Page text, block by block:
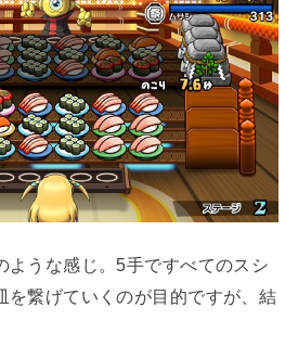
ような感じ。5手ですべてのスシ
を繋げていくのが目的ですが、結